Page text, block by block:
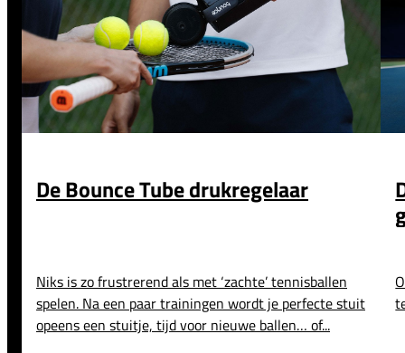
De Bounce Tube drukregelaar
Niks is zo frustrerend als met ‘zachte’ tennisballen
spelen. Na een paar trainingen wordt je perfecte stuit
opeens een stuitje, tijd voor nieuwe ballen… of...